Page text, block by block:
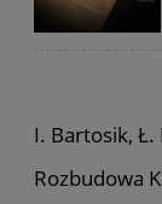
I. Bartosik,
Rozbudowa